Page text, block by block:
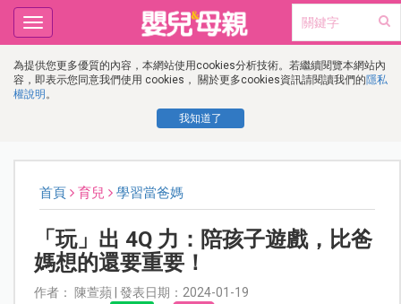
為提供您更多優質的內容，本網站使用cookies分析技術。若繼續閱覽本網站內
容，即表示您同意我們使用 cookies， 關於更多cookies資訊請閱讀我們的隱私
權說明 。
我知道了
Toggle
navigation
首頁 育兒 學習當爸媽
「玩」出 4Q 力：陪孩子遊戲，比爸
媽想的還要重要！
作者： 陳萱蘋 | 發表日期：2024-01-19